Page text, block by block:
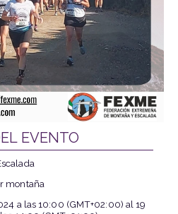
EVENTO
montaña
a las10:00 (GMT+02:00) al19